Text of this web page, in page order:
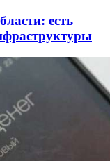
есть
в топ‑15